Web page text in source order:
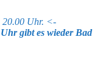
20.00 Uhr. <-
gibt es wieder Bad